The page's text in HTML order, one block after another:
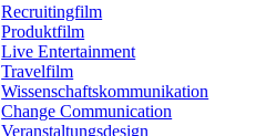
Recruitingfilm
Produktfilm
Live Entertainment
Travelfilm
Wissenschaftskommunikation
Change Communication
Veranstaltungsdesign